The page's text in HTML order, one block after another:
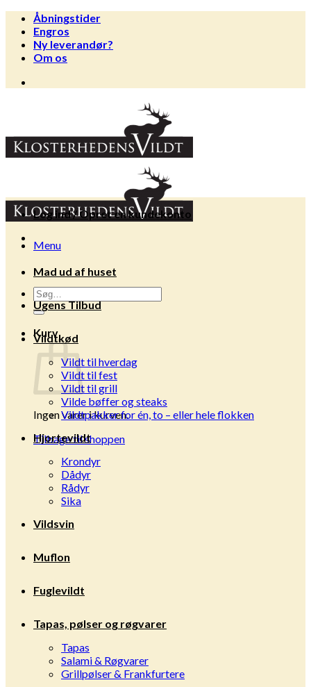
Fortsæt
indhold
Åbningstider
Engros
Ny leverandør?
Om os
Menu
Søg
efter:
Kurv
Ingen varer i kurven.
Tilbage til shoppen
Log ind / Opret en kundekonto
Mad ud af huset
Ugens Tilbud
Vildtkød
Vildt til hverdag
Vildt til fest
Vildt til grill
Vilde bøffer og steaks
Vildtpakker for én, to – eller hele flokken
Hjortevildt
Krondyr
Dådyr
Rådyr
Sika
Vildsvin
Muflon
Fuglevildt
Tapas, pølser og røgvarer
Tapas
Salami & Røgvarer
Grillpølser & Frankfurtere